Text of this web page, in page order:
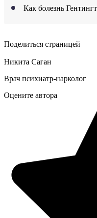
Как болезнь
Поделиться страницей
Никита Саган
Врач психиатр-нарколог
Оцените автора